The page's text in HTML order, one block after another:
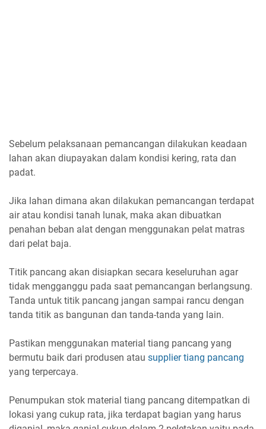
Sebelum pelaksanaan pemancangan dilakukan keadaan
lahan akan diupayakan dalam kondisi kering, rata dan
padat.
Jika lahan dimana akan dilakukan pemancangan terdapat
air atau kondisi tanah lunak, maka akan dibuatkan
penahan beban alat dengan menggunakan pelat matras
dari pelat baja.
Titik pancang akan disiapkan secara keseluruhan agar
tidak mengganggu pada saat pemancangan berlangsung.
Tanda untuk titik pancang jangan sampai rancu dengan
tanda titik as bangunan dan tanda-tanda yang lain.
Pastikan menggunakan material tiang pancang yang
bermutu baik dari produsen atau supplier tiang pancang
yang terpercaya.
Penumpukan stok material tiang pancang ditempatkan di
lokasi yang cukup rata, jika terdapat bagian yang harus